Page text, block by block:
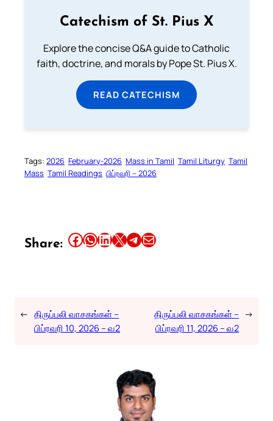
Catechism of St. Pius X
Explore the concise Q&A guide to Catholic
faith, doctrine, and morals by Pope St. Pius X.
READ CATECHISM
Tags: 2026 February-2026 Mass in Tamil Tamil Liturgy Tamil
Mass Tamil Readings பிப்ரவரி – 2026
Share: Share this article on Facebook Share this article on WhatsApp Share this article on LinkedIn Share this article on X Share this article on TelegramEmail this Article
← திருப்பலி வாசகங்கள் –
பிப்ரவரி 10, 2026 – வ2
திருப்பலி வாசகங்கள் –
பிப்ரவரி 11, 2026 – வ2
→